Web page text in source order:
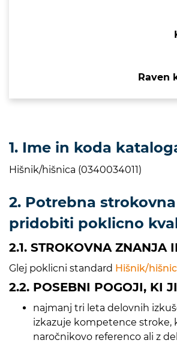
Raven
1. Ime in koda
Hišnik/hišnica (0340034011)
2. Potrebna
pridobiti poklicno
2.1. STROKOVNA ZNANJA
Glej poklicni standard Hišnik/
2.2. POSEBNI POGOJI, KI
najmanj tri leta delovnih
izkazuje kompetence stroke,
naročnikovo referenco ali z